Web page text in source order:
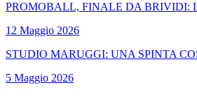
PROMOBALL, FINALE DA BRIVIDI:
12 Maggio 2026
STUDIO MARUGGI: UNA SPINTA
5 Maggio 2026